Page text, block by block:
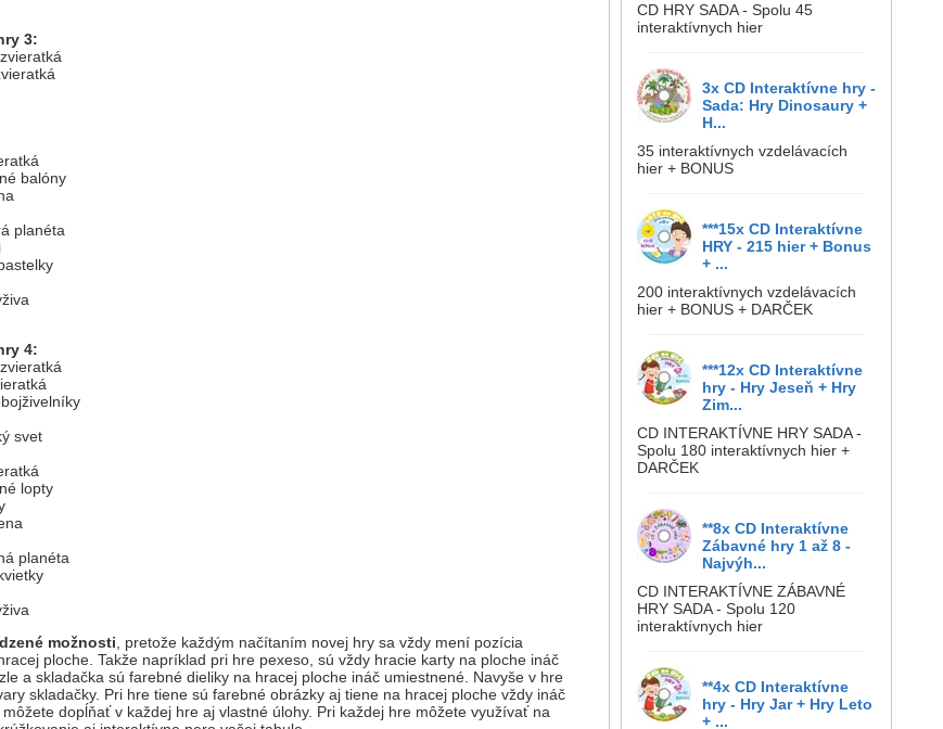
CD HRY SADA - Spolu 45
interaktívnych hier
3x CD Interaktívne hry -
Sada: Hry Dinosaury +
H...
35 interaktívnych vzdelávacích
hier + BONUS
***15x CD Interaktívne
HRY - 215 hier + Bonus
+ ...
200 interaktívnych vzdelávacích
hier + BONUS + DARČEK
***12x CD Interaktívne
hry - Hry Jeseň + Hry
Zim...
CD INTERAKTÍVNE HRY SADA -
Spolu 180 interaktívnych hier +
DARČEK
**8x CD Interaktívne
Zábavné hry 1 až 8 -
Najvýh...
CD INTERAKTÍVNE ZÁBAVNÉ
HRY SADA - Spolu 120
interaktívnych hier
**4x CD Interaktívne
hry - Hry Jar + Hry Leto
+ ...
3:
balóny
planéta
4:
svet
lopty
planéta
možnosti , pretože každým načítaním novej hry sa vždy mení pozícia
ploche. Takže napríklad pri hre pexeso, sú vždy hracie karty na ploche ináč
a skladačka sú farebné dieliky na hracej ploche ináč umiestnené. Navyše v hre
skladačky. Pri hre tiene sú farebné obrázky aj tiene na hracej ploche vždy ináč
dopĺňať v každej hre aj vlastné úlohy. Pri každej hre môžete využívať na